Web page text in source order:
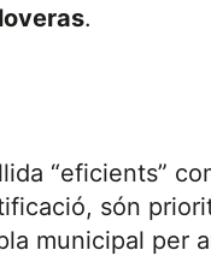
.
“eficients”
són
municipal per